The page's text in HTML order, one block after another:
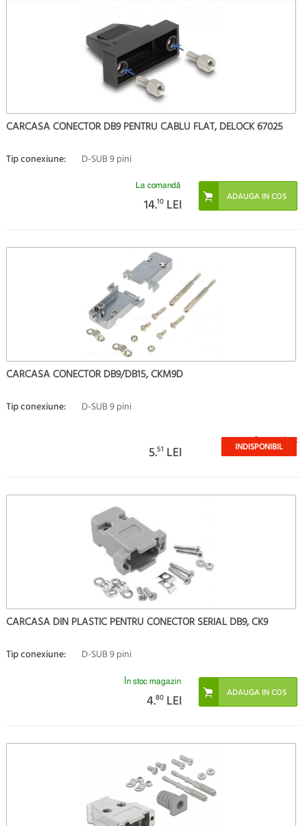
CARCASA CONECTOR DB9 PENTRU CABLU FLAT, DELOCK 67025
Tip conexiune: D-SUB 9 pini
La comandă
14.10 LEI
CARCASA CONECTOR DB9/DB15, CKM9D
Tip conexiune: D-SUB 9 pini
Stoc epuizat
5.51 LEI INDISPONIBIL
CARCASA DIN PLASTIC PENTRU CONECTOR SERIAL DB9, CK9
Tip conexiune: D-SUB 9 pini
În stoc magazin
4.80 LEI